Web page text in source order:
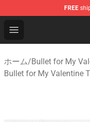
FREE
Open menu
Bullet for My
ホーム/Bullet for My
Bullet for My Valentine